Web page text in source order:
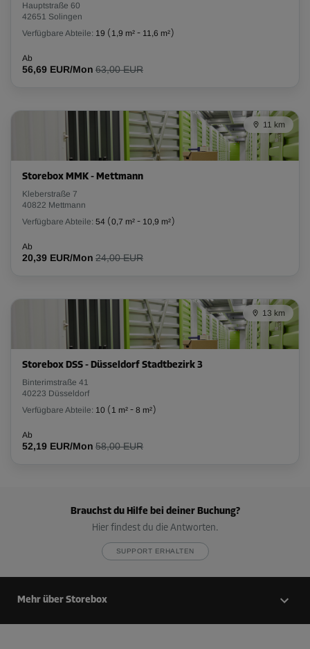
Volumen: 14,8 m³
L:3,6m B:1,6m H:2,3m
-15%
132,59 EUR/Mon
Abteil 89
Volumen: 5,5 m³
-10%
71,00 EUR/Mon
Abteil 15
Fläche: 12,5 m²
Volumen: 31,3 m³
224,39 EUR/Mon
Hauptstraße 60
42651 Solingen
Verfügbare Abteile: 19 ( 1,9 m² - 11,6 m²)
Ab
56,69 EUR/Mon 63,00 EUR
11 km
Storebox MMK - Mettmann
Kleberstraße 7
40822 Mettmann
Verfügbare Abteile: 54 (0,7 m² - 10,9 m²)
Ab
20,39 EUR/Mon 24,00 EUR
13 km
Storebox DSS - Düsseldorf Stadtbezirk 3
Binterimstraße 41
40223 Düsseldorf
Verfügbare Abteile: 10 ( 1 m² - 8 m²)
Ab
52,19 EUR/Mon 58,00 EUR
Brauchst du Hilfe bei deiner Buchung?
Hier findest du die Antworten.
SUPPORT ERHALTEN
Mehr über Storebox